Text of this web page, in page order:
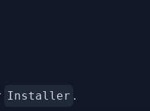
Installer .